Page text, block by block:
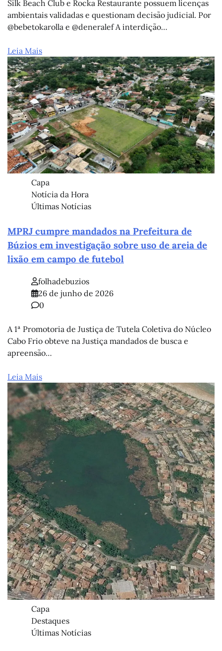
Silk Beach Club e Rocka Restaurante possuem licenças
ambientais validadas e questionam decisão judicial. Por
@bebetokarolla e @deneralef A interdição…
Leia Mais
Capa
Notícia da Hora
Últimas Notícias
MPRJ cumpre mandados na Prefeitura de
Búzios em investigação sobre uso de areia de
lixão em campo de futebol
folhadebuzios
26 de junho de 2026
0
A 1ª Promotoria de Justiça de Tutela Coletiva do Núcleo
Cabo Frio obteve na Justiça mandados de busca e
apreensão…
Leia Mais
Capa
Destaques
Últimas Notícias